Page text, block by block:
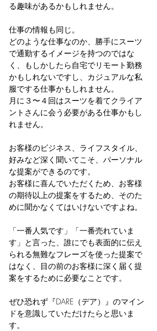
る趣味があるかもしれません。
仕事の情報も同じ。
どのような仕事なのか、勝手にスーツ
で通勤するイメージを持つのではな
く、もしかしたら自宅でリモート勤務
かもしれないですし、カジュアルな私
服でする仕事かもしれません。
月に３〜４回はスーツを着てクライア
ントさんに会う必要がある仕事かもし
れません。
お客様のビジネス、ライフスタイル、
好みなど深く聞いてこそ、パーソナル
な提案ができるのです。
お客様に喜んでいただくため、お客様
の期待以上の提案をするため、そのた
めに聞かなくてはいけないですよね。
「一番人気です」「一番売れていま
す」と言った、誰にでも表面的に伝え
られる無難なフレーズを使った提案で
はなく、目の前のお客様に深く届く提
案をするために必要なことです。
ぜひ恐れず『DARE（デア）』のマイン
ドを意識していただけたらと思いま
す。